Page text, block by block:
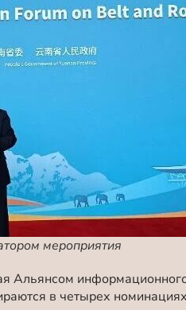
мероприятия
Альянсом
в четырех